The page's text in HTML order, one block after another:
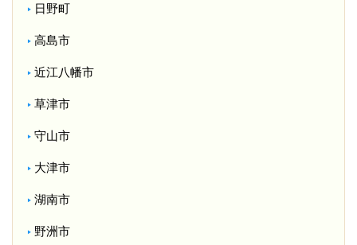
日野町
高島市
近江八幡市
草津市
守山市
大津市
湖南市
野洲市